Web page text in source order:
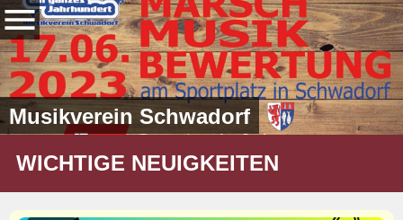
Musikverein Schwadorf
WICHTIGE NEUIGKEITEN